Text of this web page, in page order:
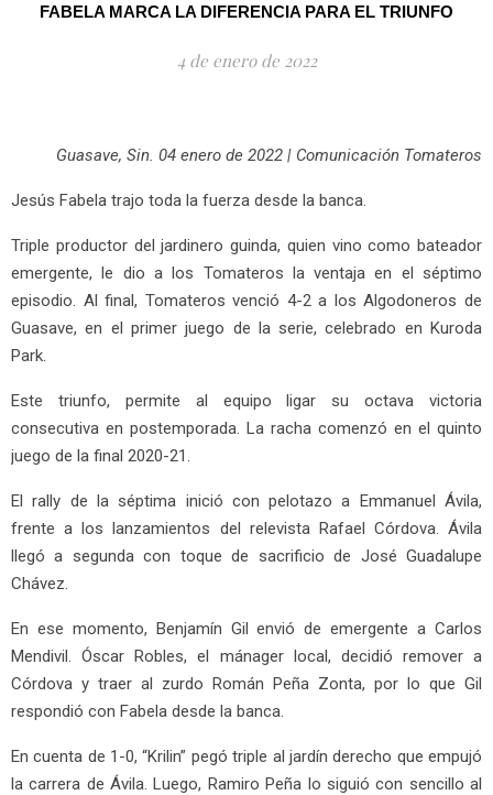
FABELA MARCA LA DIFERENCIA PARA EL TRIUNFO
4 de enero de 2022
Guasave, Sin. 04 enero de 2022 | Comunicación Tomateros
Jesús Fabela trajo toda la fuerza desde la banca.
Triple productor del jardinero guinda, quien vino como bateador
emergente, le dio a los Tomateros la ventaja en el séptimo
episodio. Al final, Tomateros venció 4-2 a los Algodoneros de
Guasave, en el primer juego de la serie, celebrado en Kuroda
Park.
Este triunfo, permite al equipo ligar su octava victoria
consecutiva en postemporada. La racha comenzó en el quinto
juego de la final 2020-21.
El rally de la séptima inició con pelotazo a Emmanuel Ávila,
frente a los lanzamientos del relevista Rafael Córdova. Ávila
llegó a segunda con toque de sacrificio de José Guadalupe
Chávez.
En ese momento, Benjamín Gil envió de emergente a Carlos
Mendivil. Óscar Robles, el mánager local, decidió remover a
Córdova y traer al zurdo Román Peña Zonta, por lo que Gil
respondió con Fabela desde la banca.
En cuenta de 1-0, “Krilin” pegó triple al jardín derecho que empujó
la carrera de Ávila. Luego, Ramiro Peña lo siguió con sencillo al